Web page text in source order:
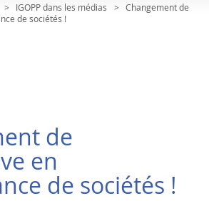
IGOPP dans les médias
Changement de
de sociétés !
de
en
de sociétés !